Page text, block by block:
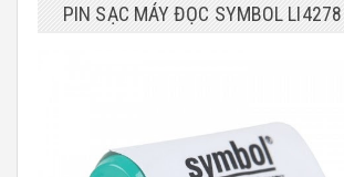
PIN SẠC MÁY ĐỌC SYMBOL LI4278